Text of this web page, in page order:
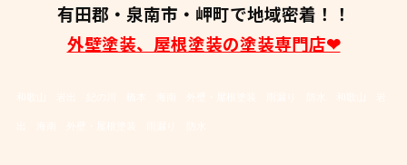
有田郡・泉南市・岬町で地域密着！！
外壁塗装、屋根塗装の塗装専門店❤